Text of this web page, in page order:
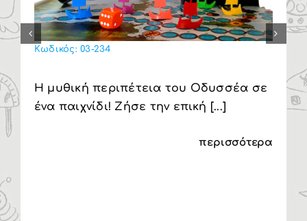
Κωδικός:03-234
Η μυθική περιπέτεια του Οδυσσέα σε
ένα παιχνίδι! Ζήσε την επική [...]
περισσότερα